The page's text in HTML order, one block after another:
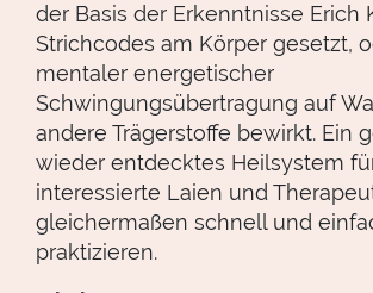
der Basis der Erkenntnisse Erich
Strichcodes am Körper gesetzt,
mentaler energetischer
Schwingungsübertragung auf
andere Trägerstoffe bewirkt. Ein
wieder entdecktes Heilsystem
interessierte Laien und
gleichermaßen schnell und
praktizieren.